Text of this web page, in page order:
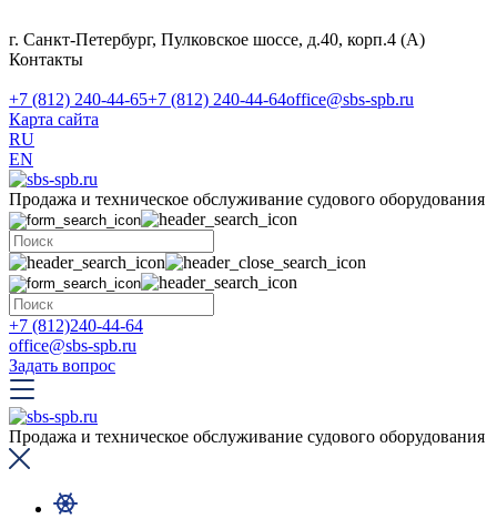
г. Санкт-Петербург, Пулковское шоссе, д.40, корп.4 (А)
Контакты
+7 (812) 240-44-65+7 (812) 240-44-64office@sbs-spb.ru
Карта сайта
RU
EN
Продажа и техническое обслуживание судового оборудования
+7 (812)240-44-64
office@sbs-spb.ru
Задать вопрос
Продажа и техническое обслуживание судового оборудования